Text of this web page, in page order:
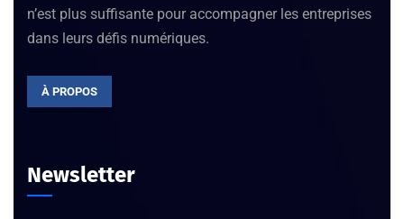
n’est plus suffisante pour accompagner les entreprises
dans leurs défis numériques.
À PROPOS
Newsletter